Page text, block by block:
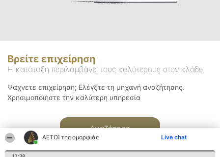
ΑΕΤΟΊ της ομορφιάς Live chat
Βρείτε επιχείρηση
Η κατάταξη περιλαμβάνει τους καλύτερους στον κλάδο
Ψάχνετε επιχείρηση; Ελέγξτε τη μηχανή αναζήτησης.
Χρησιμοποιήστε την καλύτερη υπηρεσία
Αναζήτηση